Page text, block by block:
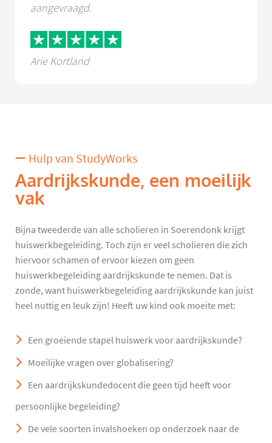
aangevraagd.
Arie Kortland
Hulp van StudyWorks
Aardrijkskunde, een moeilijk
vak
Bijna tweederde van alle scholieren in Soerendonk krijgt
huiswerkbegeleiding. Toch zijn er veel scholieren die zich
hiervoor schamen of ervoor kiezen om geen
huiswerkbegeleiding aardrijkskunde te nemen. Dat is
zonde, want huiswerkbegeleiding aardrijkskunde kan juist
heel nuttig en leuk zijn! Heeft uw kind ook moeite met:
Een groeiende stapel huiswerk voor aardrijkskunde?
Moeilijke vragen over globalisering?
Een aardrijkskundedocent die geen tijd heeft voor
persoonlijke begeleiding?
De vele soorten invalshoeken op onderzoek naar de